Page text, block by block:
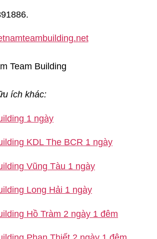
ích khác:
1 ngày
KDL The BCR 1 ngày
Vũng Tàu 1 ngày
Long Hải 1 ngày
Hồ Tràm 2 ngày 1 đêm